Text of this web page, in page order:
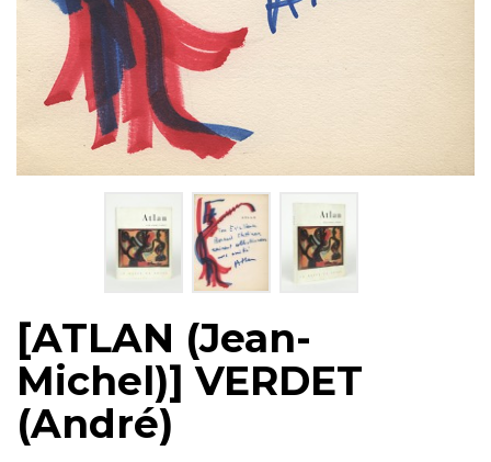
[ATLAN (Jean-
Michel)] VERDET
(André)